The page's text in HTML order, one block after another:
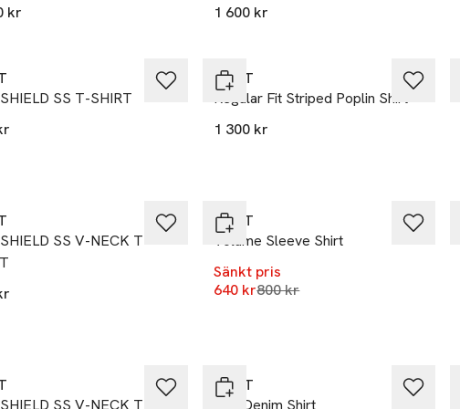
kr
1 600 kr
SS T-SHIRT
finns i färgerna:
Blue
GANT
Regular Fit Striped Poplin Shirt
1 300 kr
SS V-NECK T-
finns i färgerna:
Blue
GANT
Volume Sleeve Shirt
Sänkt pris
640 krLägsta pris 30 dagar
800 kr
SS V-NECK T-
GANT
Reg Denim Shirt